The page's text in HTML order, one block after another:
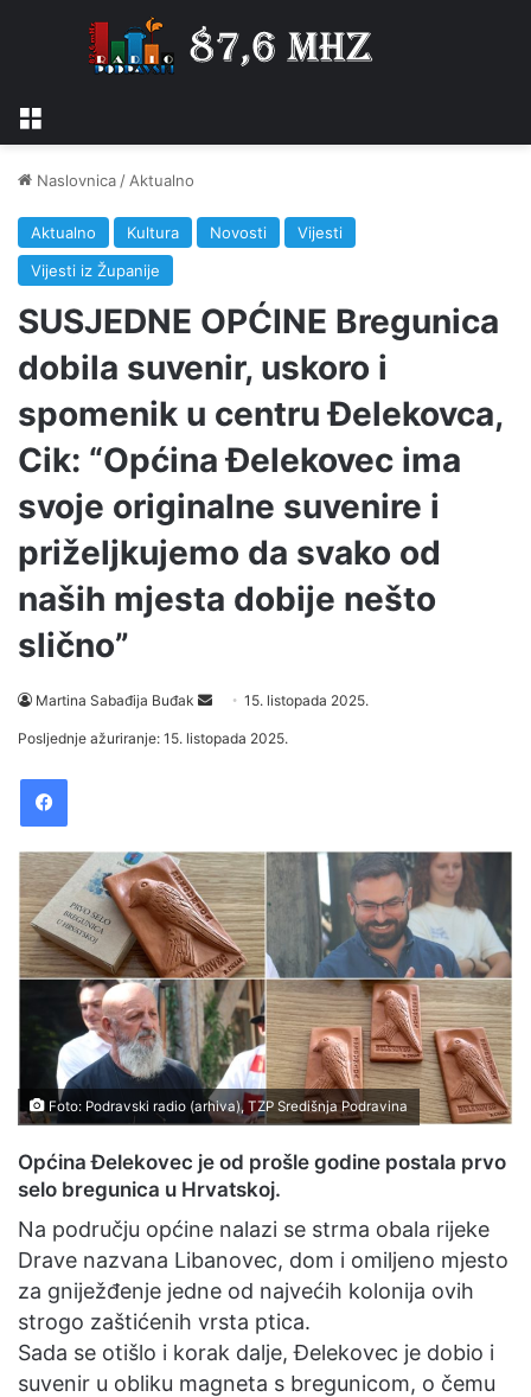
Naslovnica / Aktualno
Aktualno Kultura Novosti
Vijesti
Vijesti iz Županije
SUSJEDNE OPĆINE Bregunica
dobila suvenir, uskoro i
spomenik u centru Đelekovca,
Cik: “Općina Đelekovec ima
svoje originalne suvenire i
priželjkujemo da svako od
naših mjesta dobije nešto
slično”
Martina Sabađija Buđak
e
m
a
i
l
15. listopada 2025.
Posljednje ažuriranje: 15. listopada 2025.
Foto: Podravski radio (arhiva), TZP Središnja Podravina
Općina Đelekovec je od prošle godine postala prvo
selo bregunica u Hrvatskoj.
Na području općine nalazi se strma obala rijeke
Drave nazvana Libanovec, dom i omiljeno mjesto
za gniježđenje jedne od najvećih kolonija ovih
strogo zaštićenih vrsta ptica.
Sada se otišlo i korak dalje, Đelekovec je dobio i
suvenir u obliku magneta s bregunicom, o čemu